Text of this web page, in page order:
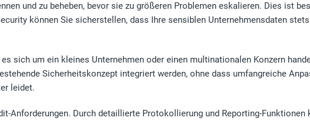
und zu beheben, bevor sie zu größeren Problemen eskalieren. Dies ist
können Sie sicherstellen, dass Ihre sensiblen Unternehmensdaten
sich um ein kleines Unternehmen oder einen multinationalen Konzern
Sicherheitskonzept integriert werden, ohne dass umfangreiche
leidet.
Anforderungen. Durch detaillierte Protokollierung und Reporting-Funktionen